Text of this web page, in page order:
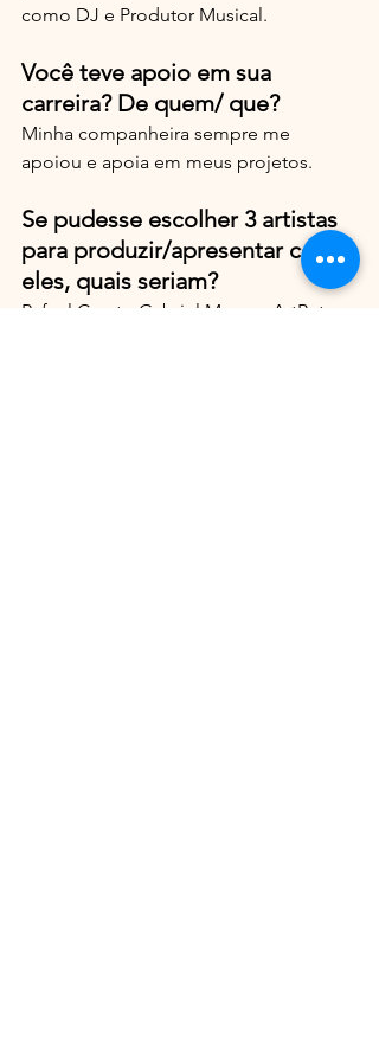
como DJ e Produtor Musical.
Você teve apoio em sua
carreira? De quem/ que?
Minha companheira sempre me
apoiou e apoia em meus projetos.
Se pudesse escolher 3 artistas
para produzir/apresentar com
eles, quais seriam?
Rafael Cerato Gabriel Moraes ArtBat.